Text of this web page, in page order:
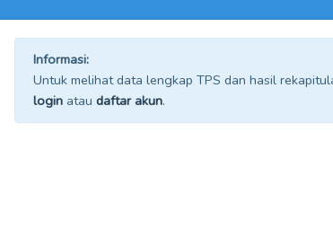
Informasi:
Untuk melihat data lengkap TPS dan hasil
login atau daftar akun.